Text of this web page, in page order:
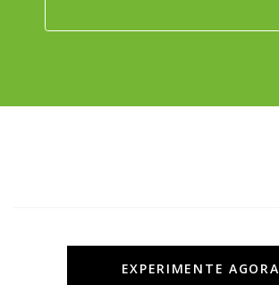
EXPERIMENTE AGORA